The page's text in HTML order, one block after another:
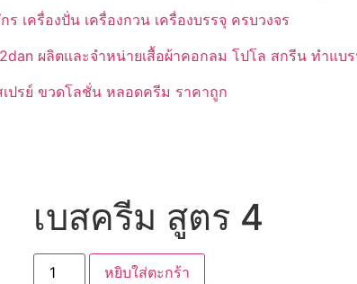
ครื่องปั่น เครื่องกวน เครื่องบรรจุ ครบวงจร
ผลิตและจำหน่ายเสื้อผ้าคอกลม โปโล สกรีน ทำแบ
ปรย์ ขวดโลชั่น หลอดครีม ราคาถูก
เบสครีม สูตร 4
หยิบใส่ตะกร้า